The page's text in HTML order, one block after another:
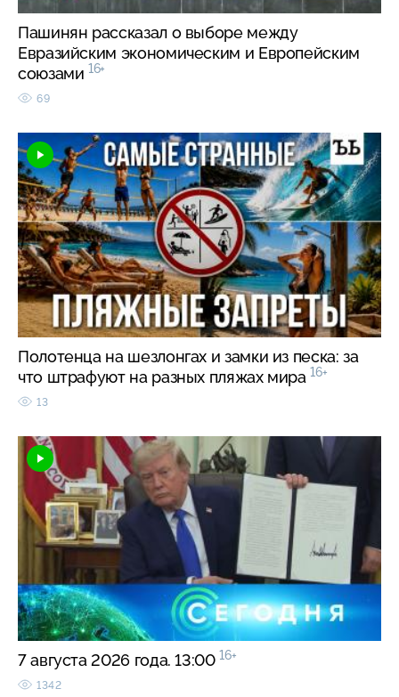
Пашинян рассказал о выборе между
Евразийским экономическим и Европейским
союзами 16+
69
Полотенца на шезлонгах и замки из песка: за
что штрафуют на разных пляжах мира 16+
13
7 августа 2026 года. 13:00 16+
1342